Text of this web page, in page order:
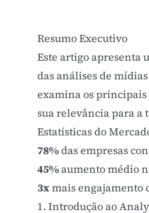
Resumo Executivo
Este artigo apresenta
das análises de
examina os principais
sua relevância para a
Estatísticas do
78%das empresas
45% aumento médio
3xmais engajamento
1. Introdução ao